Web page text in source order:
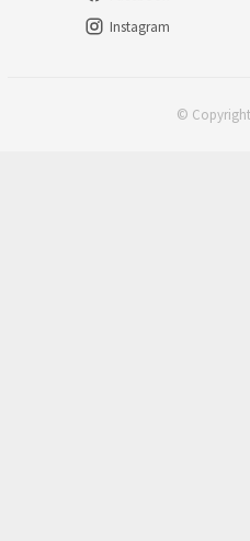
Instagram
© Copyright